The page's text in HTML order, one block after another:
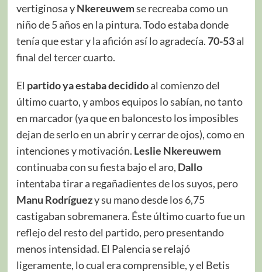
vertiginosa yNkereuwemse recreaba como un
niño de 5 años en la pintura. Todo estaba donde
tenía que estar y la afición así lo agradecía.70-53al
final del tercer cuarto.
El partido ya estaba decididoal comienzo del
último cuarto, y ambos equipos lo sabían, no tanto
en marcador (ya que en baloncesto los imposibles
dejan de serlo en un abrir y cerrar de ojos), como en
intenciones y motivación. Leslie Nkereuwem
continuaba con su fiesta bajo el aro, Dallo
intentaba tirar a regañadientes de los suyos, pero
Manu Rodríguezy su mano desde los 6,75
castigaban sobremanera. Éste último cuarto fue un
reflejo del resto del partido, pero presentando
menos intensidad. El Palencia se relajó
ligeramente, lo cual era comprensible, y el Betis